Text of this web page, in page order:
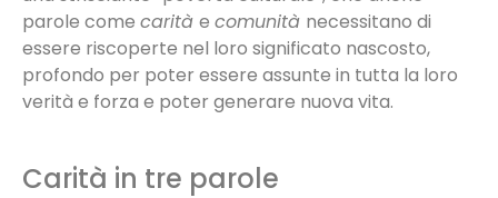
parole come carità e comunità necessitano di
essere riscoperte nel loro significato nascosto,
profondo per poter essere assunte in tutta la loro
verità e forza e poter generare nuova vita.
Carità in tre parole